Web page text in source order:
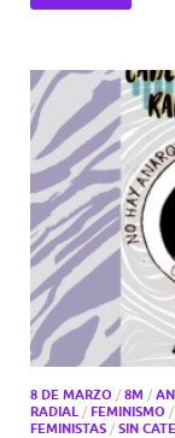
8 DE MARZO / 8M /
RADIAL / FEMINISMO /
FEMINISTAS / SIN